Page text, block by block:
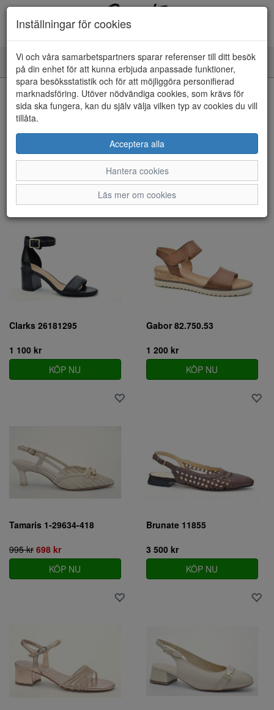
Toggle
navigation
Visa filter
Dam - Sandaletter (51 artiklar)
Sortera efter:
Clarks 26181295
1 100 kr
KÖP NU
Gabor 82.750.53
1 200 kr
KÖP NU
Tamaris 1-29634-418
995 kr 698 kr
KÖP NU
Brunate 11855
3 500 kr
KÖP NU
Inställningar för cookies
Vi och våra samarbetspartners sparar referenser till ditt besök
på din enhet för att kunna erbjuda anpassade funktioner,
spara besöksstatistik och för att möjliggöra personifierad
marknadsföring. Utöver nödvändiga cookies, som krävs för
sida ska fungera, kan du själv välja vilken typ av cookies du vill
tillåta.
Acceptera alla
Hantera cookies
Läs mer om cookies